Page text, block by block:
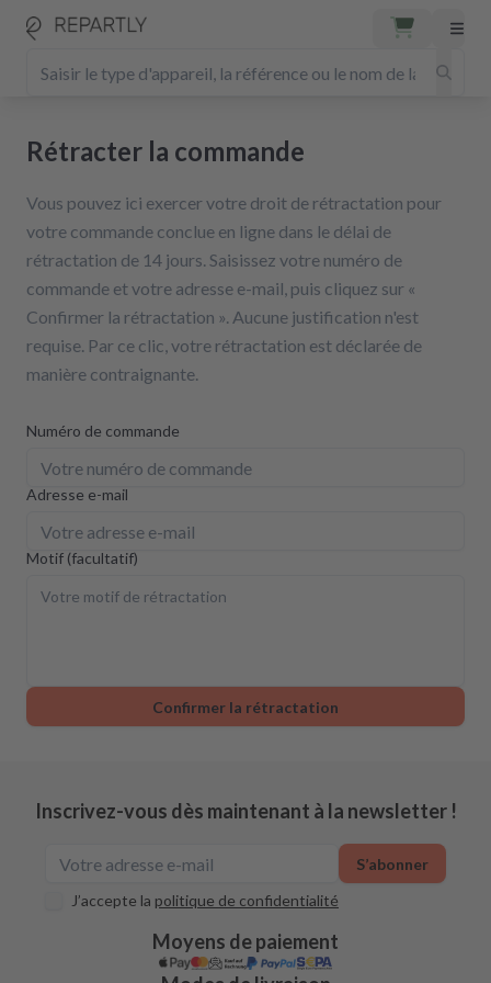
Rétracter la commande
Vous pouvez ici exercer votre droit de rétractation pour
votre commande conclue en ligne dans le délai de
rétractation de 14 jours. Saisissez votre numéro de
commande et votre adresse e-mail, puis cliquez sur «
Confirmer la rétractation ». Aucune justification n'est
requise. Par ce clic, votre rétractation est déclarée de
manière contraignante.
Numéro de commande
Adresse e-mail
Motif (facultatif)
Confirmer la rétractation
Inscrivez-vous dès maintenant à la newsletter !
J’accepte la politique de confidentialité
S’abonner
Moyens de paiement